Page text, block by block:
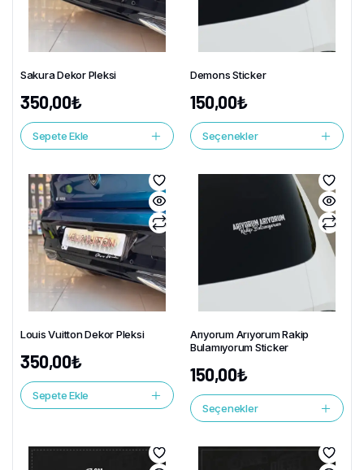
Sakura Dekor Pleksi
350,00₺
Sepete Ekle
Demons Sticker
150,00₺
Seçenekler
Louis Vuitton Dekor Pleksi
350,00₺
Sepete Ekle
Arıyorum Arıyorum Rakip
Bulamıyorum Sticker
150,00₺
Seçenekler